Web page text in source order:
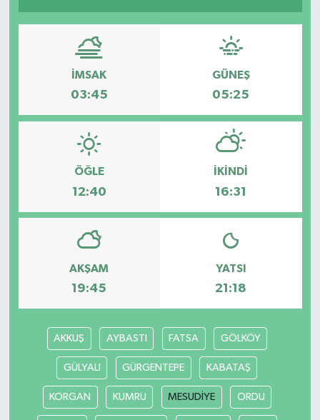
İMSAK
03:45
GÜNEŞ
05:25
ÖĞLE
12:40
İKINDI
16:31
AKŞAM
19:45
YATSI
21:18
AKKUŞ AYBASTI FATSA GÖLKÖY
GÜLYALI GÜRGENTEPE KABATAŞ
KORGAN KUMRU MESUDİYE ORDU